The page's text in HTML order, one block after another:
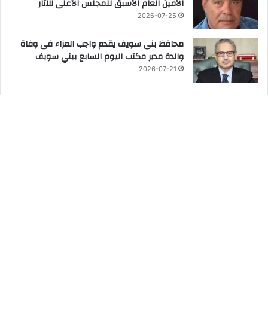
الأمين العام الأسبق للمجلس الأعلى للآثار
2026-07-25
محافظ بني سويف يقدم واجب العزاء فى وفاة
والدة مدير مكتب اليوم السابع ببني سويف
2026-07-21